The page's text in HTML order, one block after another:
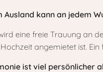
Ausland kann an jedem
eine freie Trauung an
angemietet ist.
ist viel persönlicher